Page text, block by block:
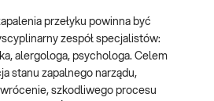
przełyku powinna być
zespół specjalistów:
alergologa, psychologa. Celem
stanu zapalnego narządu,
szkodliwego procesu